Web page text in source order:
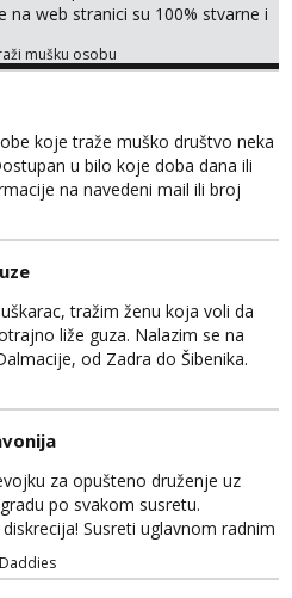
na web stranici su 100% stvarne i
Ali informacije ću vam poslati
kupaonica i ručnici za vas prije ili
nalazim se u centru grada. 🚫
NE SEXCAM, ❌️NE
mušku osobu
koje traže muško društvo neka
u bilo koje doba dana ili
na navedeni mail ili broj
tražim ženu koja voli da
liže guza. Nalazim se na
od Zadra do Šibenika.
za opušteno druženje uz
po svakom susretu.
Susreti uglavnom radnim
dana ali nije uvjet. Samo